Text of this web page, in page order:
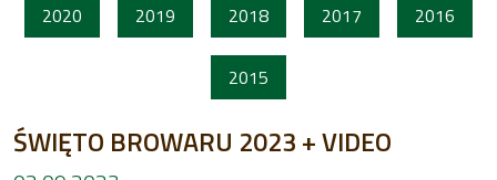
2020 2019 2018 2017 2016
2015
ŚWIĘTO BROWARU 2023 + VIDEO